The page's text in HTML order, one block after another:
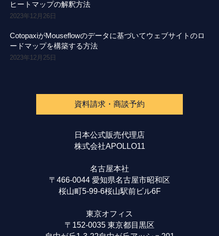
ヒートマップの解釈方法
2023年12月26日
CotopaxiがMouseflowのデータに基づいてウェブサイトのロ
ードマップを構築する方法
2023年12月25日
資料請求・商談予約
日本公式販売代理店
株式会社APOLLO11
名古屋本社
〒466-0044 愛知県名古屋市昭和区
桜山町5-99-6桜山駅前ビル6F
東京オフィス
〒152-0035 東京都目黒区